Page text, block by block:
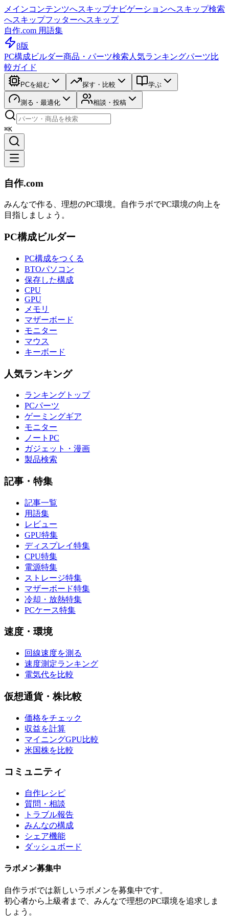
メインコンテンツへスキップナビゲーションへスキップ検索
へスキップフッターへスキップ
自作.com 用語集
β版
PC構成ビルダー商品・パーツ検索 人気ランキングパーツ比
較ガイド
PCを組む 探す・比較 学ぶ
測る・最適化 相談・投稿
⌘K
自作.com
みんなで作る、理想のPC環境。 自作ラボでPC環境の向上を
目指しましょう。
PC構成ビルダー
PC構成をつくる
BTOパソコン
保存した構成
CPU
GPU
メモリ
マザーボード
モニター
マウス
キーボード
人気ランキング
ランキングトップ
PCパーツ
ゲーミングギア
モニター
ノートPC
ガジェット・漫画
製品検索
記事・特集
記事一覧
用語集
レビュー
GPU特集
ディスプレイ特集
CPU特集
電源特集
ストレージ特集
マザーボード特集
冷却・放熱特集
PCケース特集
速度・環境
回線速度を測る
速度測定ランキング
電気代を比較
仮想通貨・株比較
価格をチェック
収益を計算
マイニングGPU比較
米国株を比較
コミュニティ
自作レシピ
質問・相談
トラブル報告
みんなの構成
シェア機能
ダッシュボード
ラボメン募集中
自作ラボでは新しいラボメンを募集中です。
初心者から上級者まで、みんなで理想のPC環境を追求しま
しょう。